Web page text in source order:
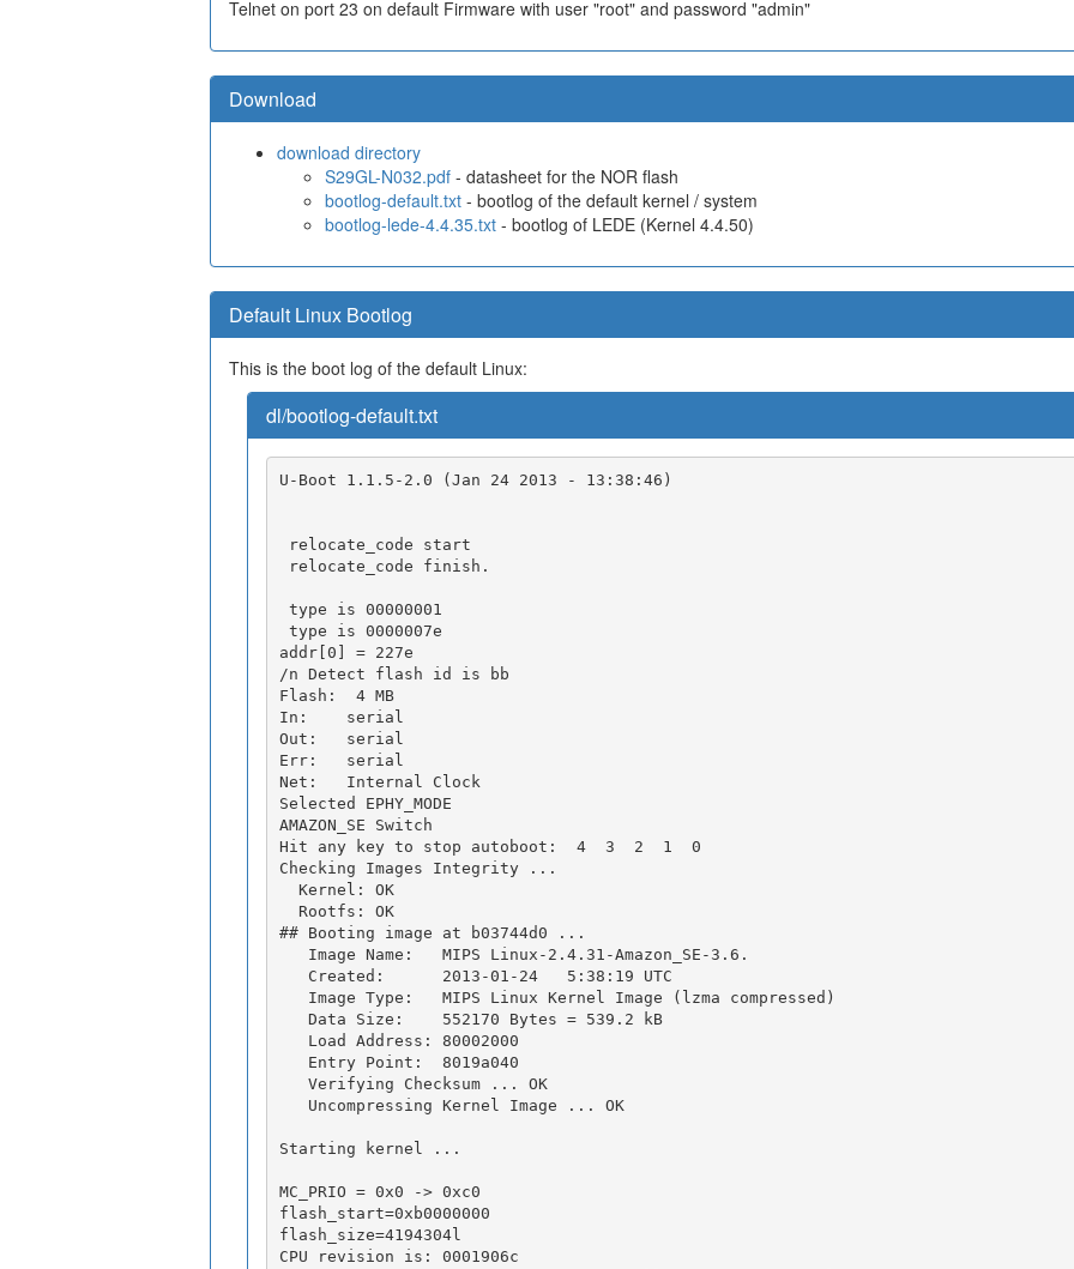
Telnet on port 23 on default Firmware with user "root" and password "admin"
Download
download directory
S29GL-N032.pdf - datasheet for the NOR flash
bootlog-default.txt - bootlog of the default kernel / system
bootlog-lede-4.4.35.txt - bootlog of LEDE (Kernel 4.4.50)
Default Linux Bootlog
This is the boot log of the default Linux:
dl/bootlog-default.txt
U-Boot 1.1.5-2.0 (Jan 24 2013 - 13:38:46)
relocate_code start
relocate_code finish.
type is 00000001
type is 0000007e
addr[0] = 227e
/n Detect flash id is bb
Flash:  4 MB
In:    serial
Out:   serial
Err:   serial
Net:   Internal Clock
Selected EPHY_MODE
AMAZON_SE Switch
Hit any key to stop autoboot:  4  3  2  1  0
Checking Images Integrity ...
Kernel: OK
Rootfs: OK
## Booting image at b03744d0 ...
Image Name:   MIPS Linux-2.4.31-Amazon_SE-3.6.
Created:      2013-01-24   5:38:19 UTC
Image Type:   MIPS Linux Kernel Image (lzma compressed)
Data Size:    552170 Bytes = 539.2 kB
Load Address: 80002000
Entry Point:  8019a040
Verifying Checksum ... OK
Uncompressing Kernel Image ... OK
Starting kernel ...
MC_PRIO = 0x0 -> 0xc0
flash_start=0xb0000000
flash_size=4194304l
CPU revision is: 0001906c